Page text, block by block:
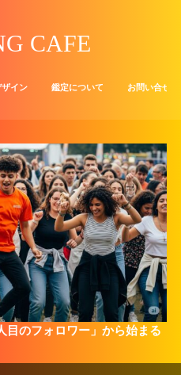
CAFE
ザイン 鑑定について お問い合せ
目のフォロワー」から始まる